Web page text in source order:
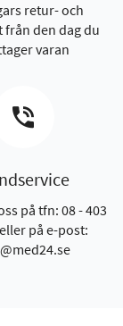
retur- och
från den dag du
varan
på tfn: 08 - 403
på e-post: